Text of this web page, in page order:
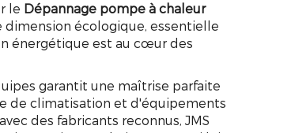
À CHALEUR
APPELEZ-NOUS !
le Dépannage pompe à chaleur
dimension écologique, essentielle
énergétique est au cœur des
garantit une maîtrise parfaite
de climatisation et d'équipements
des fabricants reconnus, JMS